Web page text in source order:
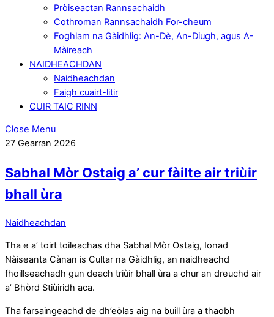
Pròiseactan Rannsachaidh
Cothroman Rannsachaidh For-cheum
Foghlam na Gàidhlig: An-Dè, An-Diugh, agus A-
Màireach
NAIDHEACHDAN
Naidheachdan
Faigh cuairt-litir
CUIR TAIC RINN
Close Menu
27 Gearran 2026
Sabhal Mòr Ostaig a’ cur fàilte air triùir
bhall ùra
Naidheachdan
Tha e a’ toirt toileachas dha Sabhal Mòr Ostaig, Ionad
Nàiseanta Cànan is Cultar na Gàidhlig, an naidheachd
fhoillseachadh gun deach triùir bhall ùra a chur an dreuchd air
a’ Bhòrd Stiùiridh aca.
Tha farsaingeachd de dh’eòlas aig na buill ùra a thaobh